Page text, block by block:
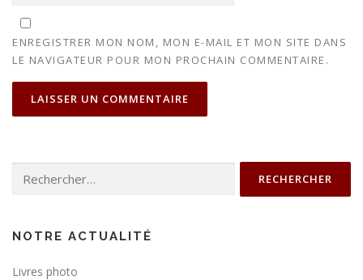
ENREGISTRER MON NOM, MON E-MAIL ET MON SITE DANS
LE NAVIGATEUR POUR MON PROCHAIN COMMENTAIRE.
NOTRE ACTUALITÉ
Livres photo